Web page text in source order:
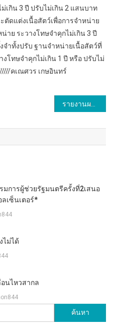
เกิน 3 ปี ปรับไม่เกิน 2 แสนบาท
ดแต่งเนื้อสัตว์เพื่อการจำหน่าย
าย ระวางโทษจำคุกไม่เกิน 3 ปี
จำทั้งปรับ ฐานจำหน่ายเนื้อสัตว์ที่
โทษจำคุกไม่เกิน 1 ปี หรือ ปรับไม่
คเณศวร เกษอินทร์
การผู้ช่วยรัฐมนตรีครั้งที่2เสนอ
เซ็นเตอร์*
ไม่ได้
นไหวสากล
สำหรับ: